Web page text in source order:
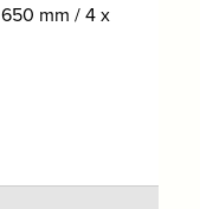
mm / 4 x